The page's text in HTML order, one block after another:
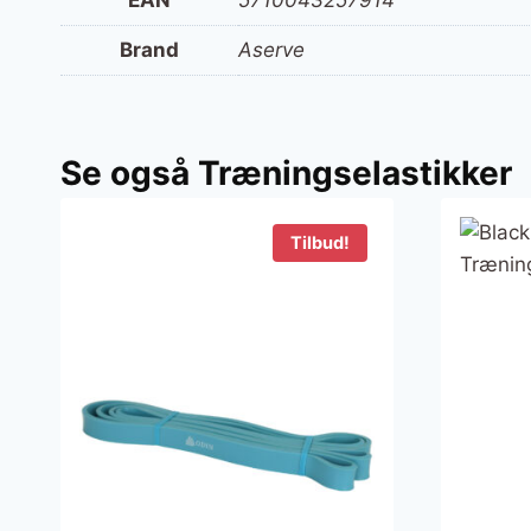
Brand Aserve
Se også Træningselastikker
Tilbud!